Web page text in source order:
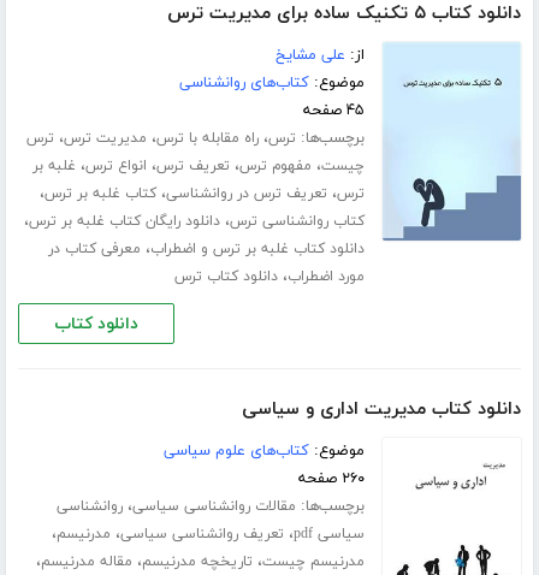
دانلود کتاب ۵ تکنیک ساده برای مدیریت ترس
از: علی مشایخ
موضوع:کتاب‌های روانشناسی
۴۵ صفحه
برچسب‌ها: ترس،راه مقابله با ترس، مدیریت ترس، ترس
چیست، مفهوم ترس، تعریف ترس، انواع ترس، غلبه بر
ترس، تعریف ترس در روانشناسی،کتاب غلبه بر ترس،
کتاب روانشناسی ترس،دانلود رایگان کتاب غلبه بر ترس،
دانلود کتاب غلبه بر ترس و اضطراب، معرفی کتاب در
مورد اضطراب،دانلود کتاب ترس
دانلود کتاب
دانلود کتاب مدیریت اداری و سیاسی
موضوع:کتاب‌های علوم سیاسی
۲۶۰ صفحه
برچسب‌ها: مقالات روانشناسی سیاسی،روانشناسی
سیاسی pdf
، تعریف روانشناسی سیاسی، مدرنیسم،
مدرنیسم چیست، تاریخچه مدرنیسم، مقاله مدرنیسم،